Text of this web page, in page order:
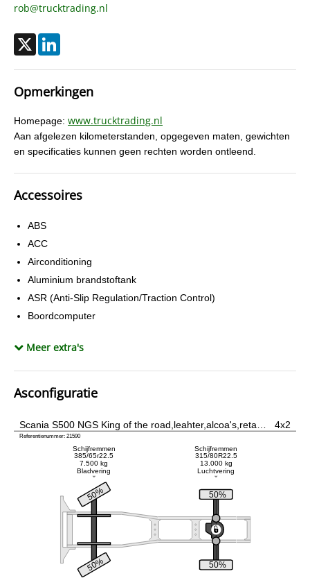
rob@trucktrading.nl
Opmerkingen
Homepage: www.trucktrading.nl
Aan afgelezen kilometerstanden, opgegeven maten, gewichten
en specificaties kunnen geen rechten worden ontleend.
Accessoires
ABS
ACC
Airconditioning
Aluminium brandstoftank
ASR (Anti-Slip Regulation/Traction Control)
Boordcomputer
Climate control
Cruise control
Dakspoiler
Dubbele brandstoftank
Elektrisch bedienbare ramen
Geluidsarm
Hill assist
Meer extra's
Asconfiguratie
Scania S500 NGS King of the road,leahter,alcoa's,reta… 4x2
Referentienummer: 21590
Schijfremmen
385/65r22.5
7.500 kg
Bladvering
Schijfremmen
315/80R22.5
13.000 kg
Luchtvering
50%
50%
50%
50%